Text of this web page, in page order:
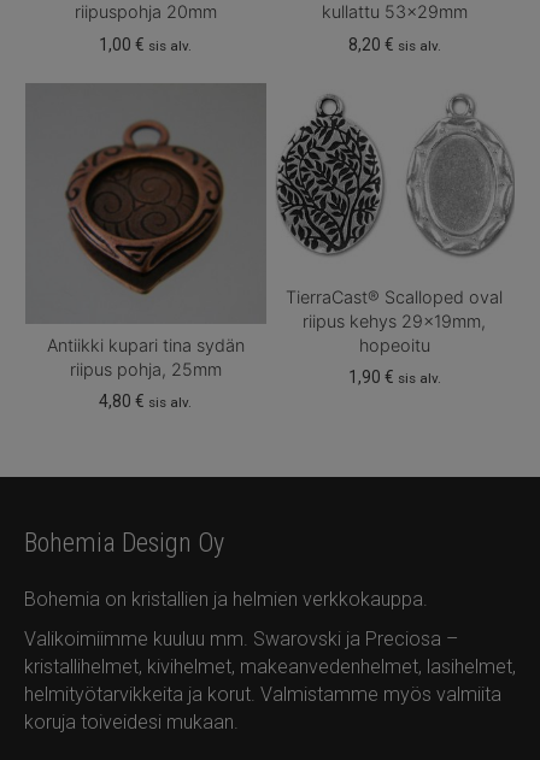
riipuspohja 20mm
1,00€ sis alv.
kullattu 53x29mm
8,20 € sis alv.
Antiikki kupari tina sydän
riipus pohja, 25mm
4,80€ sis alv.
TierraCast® Scalloped oval
riipus kehys 29x19mm,
hopeoitu
1,90 € sis alv.
Bohemia Design Oy
Bohemia on kristallien ja helmien verkkokauppa.
Valikoimiimme kuuluu mm. Swarovski ja Preciosa –
kristallihelmet, kivihelmet, makeanvedenhelmet, lasihelmet,
helmityötarvikkeita ja korut. Valmistamme myös valmiita
koruja toiveidesi mukaan.